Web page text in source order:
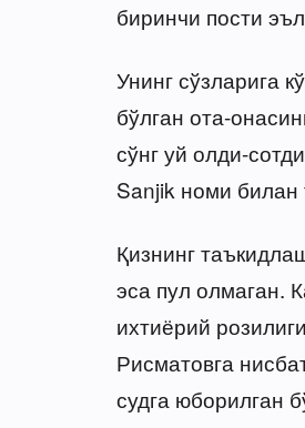
биринчи пости
Унинг сўзларига
бўлган ота-
сўнг уй олди-
Sanjik номи билан
Қизнинг
эса пул олмаган.
ихтиёрий
Рисматовга
судга юборилган